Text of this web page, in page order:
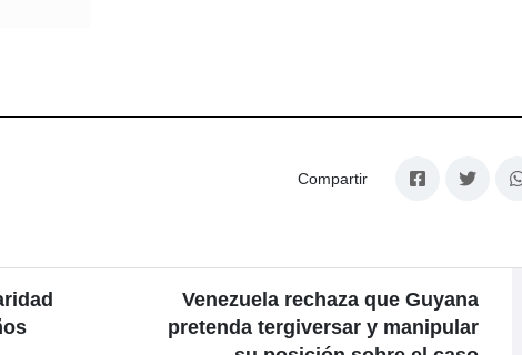
Compartir
Venezuela rechaza que Guyana
pretenda tergiversar y manipular